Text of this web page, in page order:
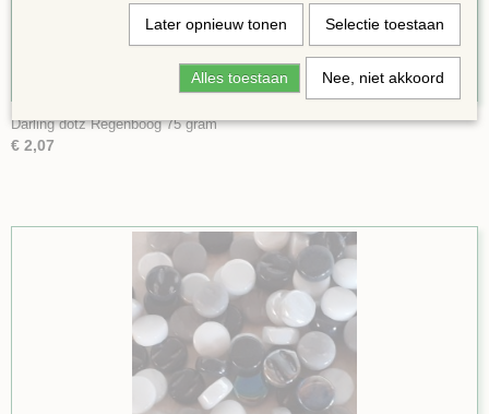
Darling dotz Regenboog 75 gram
€ 2,07
Later opnieuw tonen Selectie toestaan
Alles toestaan Nee, niet akkoord